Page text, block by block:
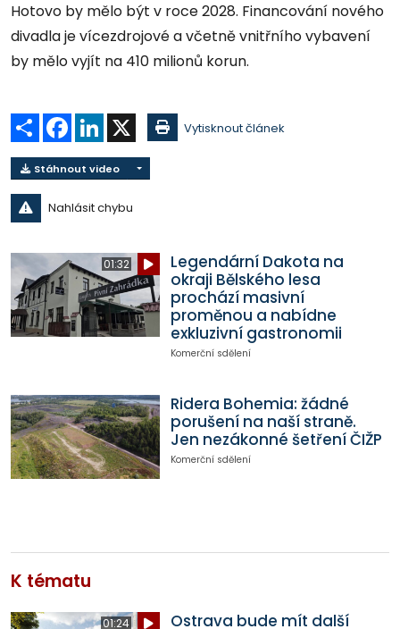
Hotovo by mělo být v roce 2028. Financování nového
divadla je vícezdrojové a včetně vnitřního vybavení
by mělo vyjít na 410 milionů korun.
Sdílet Facebook
LinkedIn Vytisknout článek
Stáhnout video
Nahlásit chybu
01:32
Legendární Dakota na
okraji Bělského lesa
prochází masivní
proměnou a nabídne
exkluzivní gastronomii
Komerční sdělení
Ridera Bohemia: žádné
porušení na naší straně.
Jen nezákonné šetření ČIŽP
Komerční sdělení
K tématu
01:24
Ostrava bude mít další